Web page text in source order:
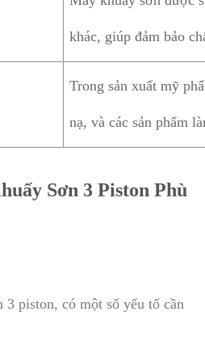
khác, giúp đảm bảo
Trong sản xuất mỹ
nạ, và các sản phẩm
Sơn 3 Piston Phù
piston, có một số yếu tố cần